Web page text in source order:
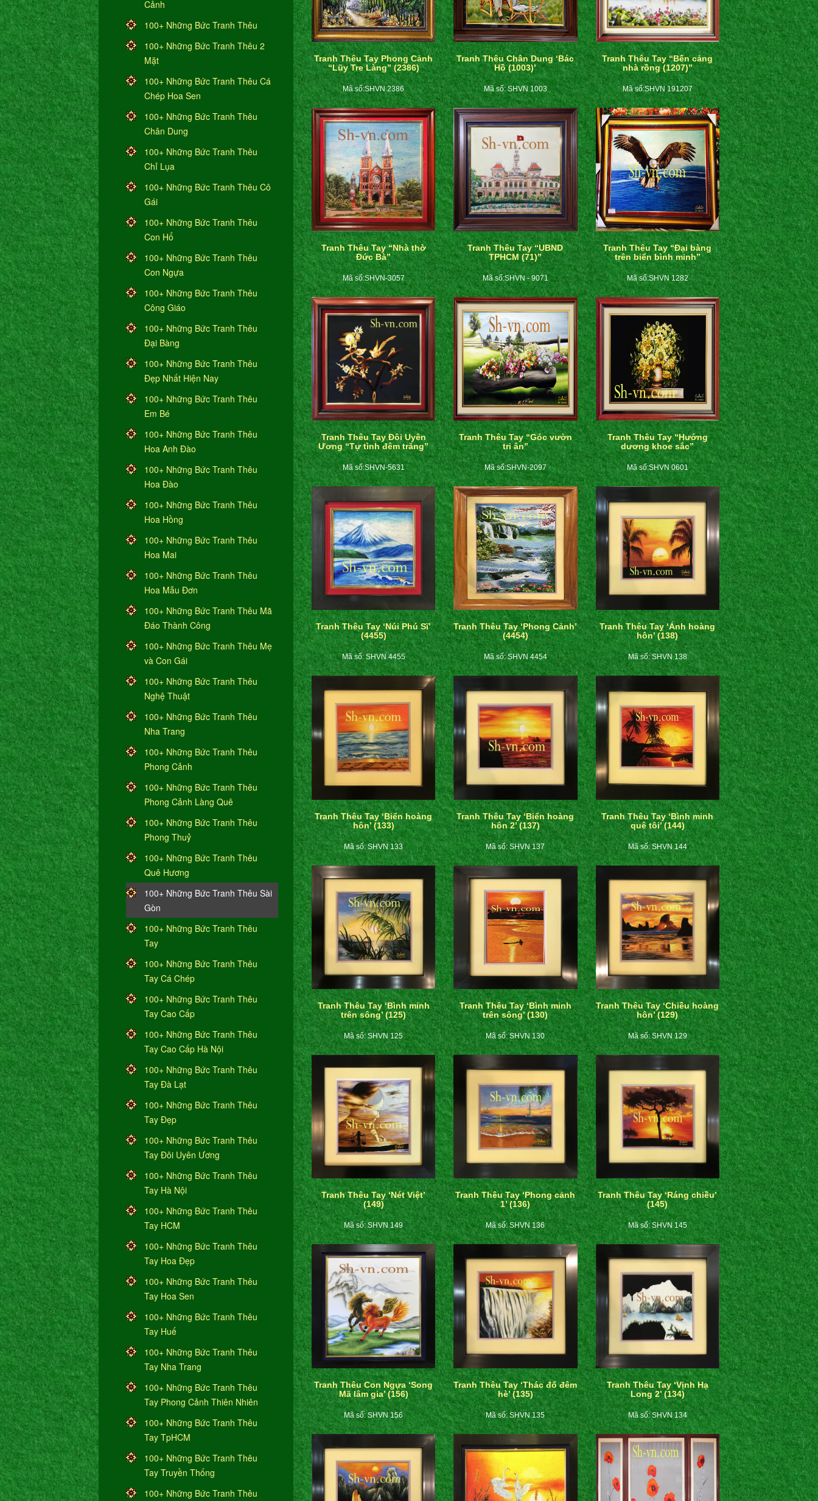
Tranh Thêu Tay Phong Cảnh
“Lũy Tre Làng” (2386)
Mã số:SHVN 2386
Tranh Thêu Chân Dung ‘Bác
Hồ (1003)’
Mã số: SHVN 1003
Tranh Thêu Tay “Bến cảng
nhà rồng (1207)”
Mã số:SHVN 191207
Tranh Thêu Tay “Nhà thờ
Đức Bà”
Mã số:SHVN-3057
Tranh Thêu Tay “UBND
TPHCM (71)”
Mã số:SHVN - 9071
Tranh Thêu Tay “Đại bàng
trên biển bình minh”
Mã số:SHVN 1282
Tranh Thêu Tay Đôi Uyên
Ương “Tự tình đêm trăng”
Mã số:SHVN-5631
Tranh Thêu Tay “Góc vườn
tri ân”
Mã số:SHVN-2097
Tranh Thêu Tay “Hướng
dương khoe sắc”
Mã số:SHVN 0601
Tranh Thêu Tay ‘Núi Phú Sĩ’
(4455)
Mã số: SHVN 4455
Tranh Thêu Tay ‘Phong Cảnh’
(4454)
Mã số: SHVN 4454
Tranh Thêu Tay ‘Ánh hoàng
hôn’ (138)
Mã số: SHVN 138
Tranh Thêu Tay ‘Biển hoàng
hôn’ (133)
Mã số: SHVN 133
Tranh Thêu Tay ‘Biển hoàng
hôn 2’ (137)
Mã số: SHVN 137
Tranh Thêu Tay ‘Bình minh
quê tôi’ (144)
Mã số: SHVN 144
Tranh Thêu Tay ‘Bình minh
trên sông’ (125)
Mã số: SHVN 125
Tranh Thêu Tay ‘Bình minh
trên sông’ (130)
Mã số: SHVN 130
Tranh Thêu Tay ‘Chiều hoàng
hôn’ (129)
Mã số: SHVN 129
Tranh Thêu Tay ‘Nét Việt’
(149)
Mã số: SHVN 149
Tranh Thêu Tay ‘Phong cảnh
1’ (136)
Mã số: SHVN 136
Tranh Thêu Tay ‘Ráng chiều’
(145)
Mã số: SHVN 145
Tranh Thêu Con Ngựa ‘Song
Mã lâm gia’ (156)
Mã số: SHVN 156
Tranh Thêu Tay ‘Thác đổ đêm
hè’ (135)
Mã số: SHVN 135
Tranh Thêu Tay ‘Vịnh Hạ
Long 2’ (134)
Mã số: SHVN 134
Cảnh
100+ Những Bức Tranh Thêu
100+ Những Bức Tranh Thêu 2
Mặt
100+ Những Bức Tranh Thêu Cá
Chép Hoa Sen
100+ Những Bức Tranh Thêu
Chân Dung
100+ Những Bức Tranh Thêu
Chỉ Lụa
100+ Những Bức Tranh Thêu Cô
Gái
100+ Những Bức Tranh Thêu
Con Hổ
100+ Những Bức Tranh Thêu
Con Ngựa
100+ Những Bức Tranh Thêu
Công Giáo
100+ Những Bức Tranh Thêu
Đại Bàng
100+ Những Bức Tranh Thêu
Đẹp Nhất Hiện Nay
100+ Những Bức Tranh Thêu
Em Bé
100+ Những Bức Tranh Thêu
Hoa Anh Đào
100+ Những Bức Tranh Thêu
Hoa Đào
100+ Những Bức Tranh Thêu
Hoa Hồng
100+ Những Bức Tranh Thêu
Hoa Mai
100+ Những Bức Tranh Thêu
Hoa Mẫu Đơn
100+ Những Bức Tranh Thêu Mã
Đáo Thành Công
100+ Những Bức Tranh Thêu Mẹ
và Con Gái
100+ Những Bức Tranh Thêu
Nghệ Thuật
100+ Những Bức Tranh Thêu
Nha Trang
100+ Những Bức Tranh Thêu
Phong Cảnh
100+ Những Bức Tranh Thêu
Phong Cảnh Làng Quê
100+ Những Bức Tranh Thêu
Phong Thuỷ
100+ Những Bức Tranh Thêu
Quê Hương
100+ Những Bức Tranh Thêu Sài
Gòn
100+ Những Bức Tranh Thêu
Tay
100+ Những Bức Tranh Thêu
Tay Cá Chép
100+ Những Bức Tranh Thêu
Tay Cao Cấp
100+ Những Bức Tranh Thêu
Tay Cao Cấp Hà Nội
100+ Những Bức Tranh Thêu
Tay Đà Lạt
100+ Những Bức Tranh Thêu
Tay Đẹp
100+ Những Bức Tranh Thêu
Tay Đôi Uyên Ương
100+ Những Bức Tranh Thêu
Tay Hà Nội
100+ Những Bức Tranh Thêu
Tay HCM
100+ Những Bức Tranh Thêu
Tay Hoa Đẹp
100+ Những Bức Tranh Thêu
Tay Hoa Sen
100+ Những Bức Tranh Thêu
Tay Huế
100+ Những Bức Tranh Thêu
Tay Nha Trang
100+ Những Bức Tranh Thêu
Tay Phong Cảnh Thiên Nhiên
100+ Những Bức Tranh Thêu
Tay TpHCM
100+ Những Bức Tranh Thêu
Tay Truyền Thống
100+ Những Bức Tranh Thêu